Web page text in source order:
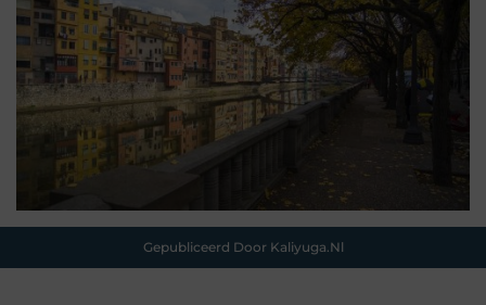
Gepubliceerd Door Kaliyuga.nl